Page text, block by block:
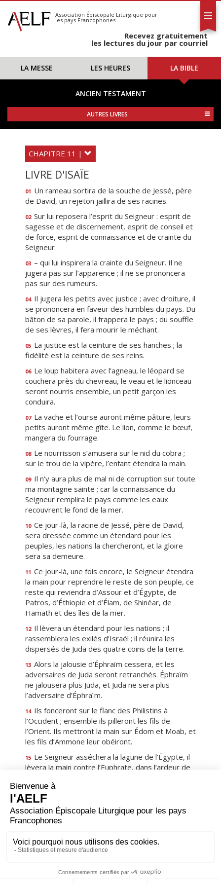
S'abonner
Calendrier
Association Épiscopale Liturgique pour
les pays Francophones
Recevez gratuitement
les lectures du jour par courriel
LA MESSE LES HEURES LA BIBLE
ANCIEN TESTAMENT
AUTRES LIVRES
CHAPITRE 11 |
LIVRE D'ISAÏE
01 Un rameau sortira de la souche de Jessé, père
de David, un rejeton jaillira de ses racines.
02 Sur lui reposera l’esprit du Seigneur : esprit de
sagesse et de discernement, esprit de conseil et
de force, esprit de connaissance et de crainte du
Seigneur
03 – qui lui inspirera la crainte du Seigneur. Il ne
jugera pas sur l’apparence ; il ne se prononcera
pas sur des rumeurs.
04 Il jugera les petits avec justice ; avec droiture, il
se prononcera en faveur des humbles du pays. Du
bâton de sa parole, il frappera le pays ; du souffle
de ses lèvres, il fera mourir le méchant.
05 La justice est la ceinture de ses hanches ; la
fidélité est la ceinture de ses reins.
06 Le loup habitera avec l’agneau, le léopard se
couchera près du chevreau, le veau et le lionceau
seront nourris ensemble, un petit garçon les
conduira.
07 La vache et l’ourse auront même pâture, leurs
petits auront même gîte. Le lion, comme le bœuf,
mangera du fourrage.
08 Le nourrisson s’amusera sur le nid du cobra ;
sur le trou de la vipère, l’enfant étendra la main.
09 Il n’y aura plus de mal ni de corruption sur toute
ma montagne sainte ; car la connaissance du
Seigneur remplira le pays comme les eaux
recouvrent le fond de la mer.
10 Ce jour-là, la racine de Jessé, père de David,
sera dressée comme un étendard pour les
peuples, les nations la chercheront, et la gloire
sera sa demeure.
11 Ce jour-là, une fois encore, le Seigneur étendra
la main pour reprendre le reste de son peuple, ce
reste qui reviendra d’Assour et d’Égypte, de
Patros, d’Éthiopie et d’Élam, de Shinéar, de
Hamath et des îles de la mer.
12 Il lèvera un étendard pour les nations ; il
rassemblera les exilés d’Israël ; il réunira les
dispersés de Juda des quatre coins de la terre.
13 Alors la jalousie d’Éphraïm cessera, et les
adversaires de Juda seront retranchés. Éphraïm
ne jalousera plus Juda, et Juda ne sera plus
l’adversaire d’Éphraïm.
14 Ils fonceront sur le flanc des Philistins à
l’Occident ; ensemble ils pilleront les fils de
l’Orient. Ils mettront la main sur Édom et Moab, et
les fils d’Ammone leur obéiront.
15 Le Seigneur asséchera la lagune de l’Égypte, il
lèvera la main contre l’Euphrate, dans l’ardeur de
marchera en sandales.
16 Il y aura une route pour le reste de son peuple,
ce reste qui reviendra d’Assour, comme il y eut
une route pour Israël, le jour où il monta du pays